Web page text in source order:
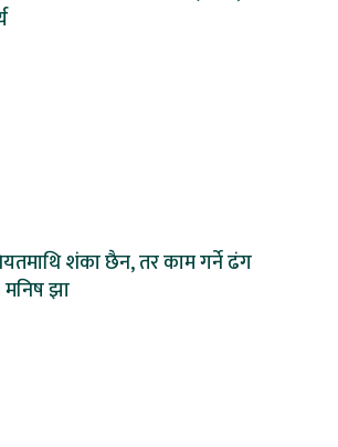
शंका छैन, तर काम गर्ने ढंग
झा